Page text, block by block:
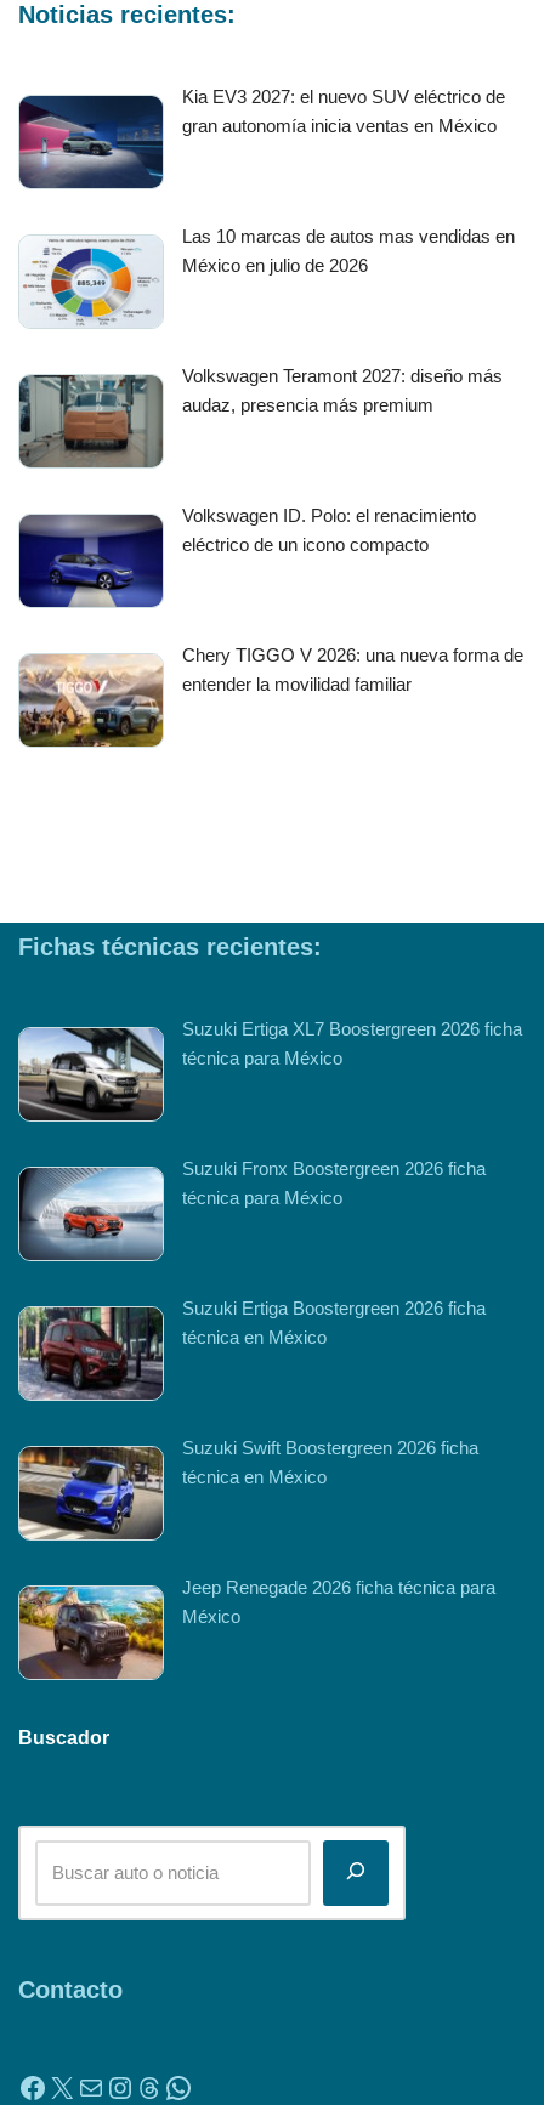
Noticias recientes:
Kia EV3 2027: el nuevo SUV eléctrico de
gran autonomía inicia ventas en México
Las 10 marcas de autos mas vendidas en
México en julio de 2026
Volkswagen Teramont 2027: diseño más
audaz, presencia más premium
Volkswagen ID. Polo: el renacimiento
eléctrico de un icono compacto
Chery TIGGO V 2026: una nueva forma de
entender la movilidad familiar
Fichas técnicas recientes:
Suzuki Ertiga XL7 Boostergreen 2026 ficha
técnica para México
Suzuki Fronx Boostergreen 2026 ficha
técnica para México
Suzuki Ertiga Boostergreen 2026 ficha
técnica en México
Suzuki Swift Boostergreen 2026 ficha
técnica en México
Jeep Renegade 2026 ficha técnica para
México
Buscador
Contacto